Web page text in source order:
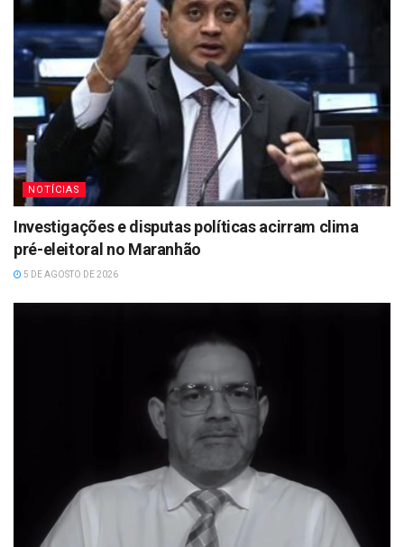
NOTÍCIAS
Investigações e disputas políticas acirram clima
pré-eleitoral no Maranhão
5 DE AGOSTO DE 2026